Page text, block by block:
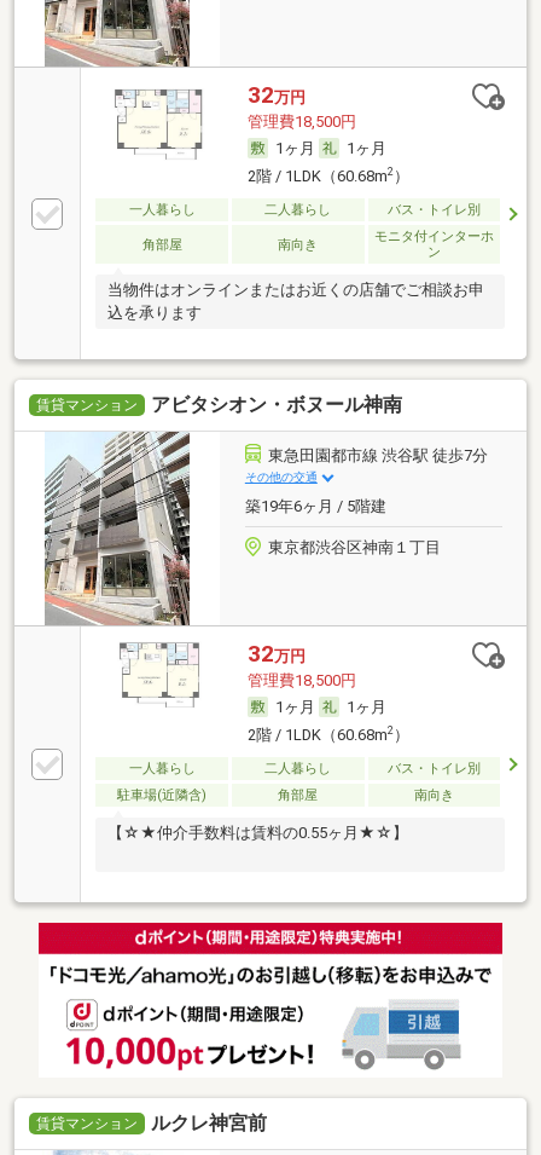
32万円
管理費18,500円
1ヶ月
1ヶ月
2階 / 1LDK（60.68m2）
一人暮らし 二人暮らし バス・トイレ別
角部屋 南向き
モニタ付インターホ
ン
当物件はオンラインまたはお近くの店舗でご相談お申
込を承ります
賃貸マンション アビタシオン・ボヌール神南
東急田園都市線 渋谷駅 徒歩7分
その他の交通
築19年6ヶ月 / 5階建
東京都渋谷区神南１丁目
32万円
管理費18,500円
1ヶ月
1ヶ月
2階 / 1LDK（60.68m2）
一人暮らし 二人暮らし
バス・トイレ別
駐車場(近隣含)
角部屋 南向き
【☆★仲介手数料は賃料の0.55ヶ月★☆】
賃貸マンション ルクレ神宮前